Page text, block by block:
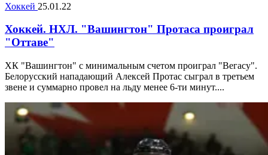
Хоккей 25.01.22
Хоккей. НХЛ. "Вашингтон" Протаса проиграл
"Оттаве"
ХК "Вашингтон" с минимальным счетом проиграл "Вегасу".
Белорусский нападающий Алексей Протас сыграл в третьем
звене и суммарно провел на льду менее 6-ти минут....